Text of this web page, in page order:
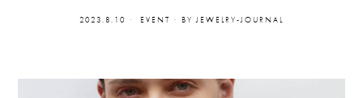
2023.8.10 EVENT BY JEWELRY-JOURNAL